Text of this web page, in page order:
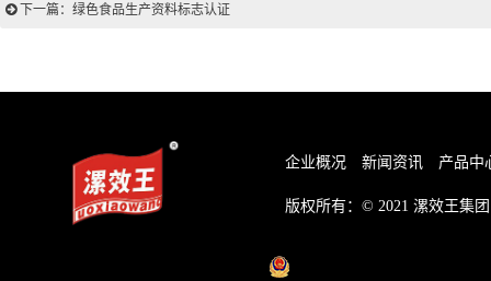
下一篇：绿色食品生产资料标志认证
企业概况 新闻资讯 产品中
版权所有：© 2021 漯效王集团